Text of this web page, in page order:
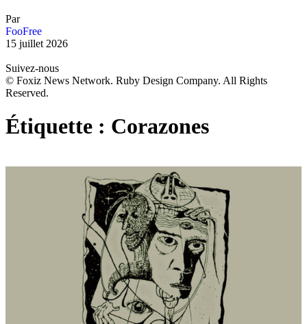
Par
FooFree
15 juillet 2026
Suivez-nous
© Foxiz News Network. Ruby Design Company. All Rights
Reserved.
Étiquette : Corazones